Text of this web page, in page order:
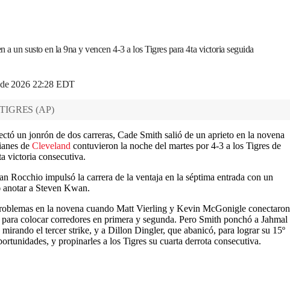
a un susto en la 9na y vencen 4-3 a los Tigres para 4ta victoria seguida
2026 22:28 EDT
(AP)
un jonrón de dos carreras, Cade Smith salió de un aprieto en la novena
de Cleveland contuvieron la noche del martes por 4-3 a los Tigres de
victoria consecutiva.
Rocchio impulsó la carrera de la ventaja en la séptima entrada con un
a Steven Kwan.
en la novena cuando Matt Vierling y Kevin McGonigle conectaron
colocar corredores en primera y segunda. Pero Smith ponchó a Jahmal
mirando el tercer strike, y a Dillon Dingler, que abanicó, para lograr su 15º
y propinarles a los Tigres su cuarta derrota consecutiva.